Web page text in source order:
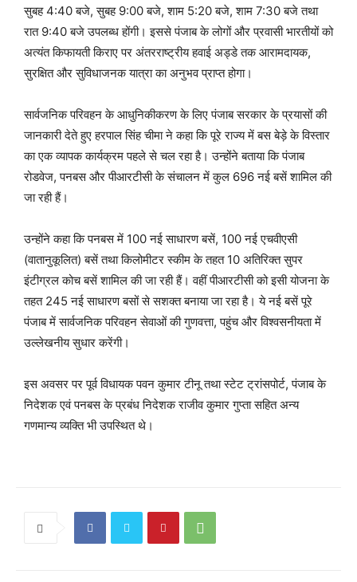
सुबह 4:40 बजे, सुबह 9:00 बजे, शाम 5:20 बजे, शाम 7:30 बजे तथा
रात 9:40 बजे उपलब्ध होंगी। इससे पंजाब के लोगों और प्रवासी भारतीयों को
अत्यंत किफायती किराए पर अंतरराष्ट्रीय हवाई अड्डे तक आरामदायक,
सुरक्षित और सुविधाजनक यात्रा का अनुभव प्राप्त होगा।
सार्वजनिक परिवहन के आधुनिकीकरण के लिए पंजाब सरकार के प्रयासों की
जानकारी देते हुए हरपाल सिंह चीमा ने कहा कि पूरे राज्य में बस बेड़े के विस्तार
का एक व्यापक कार्यक्रम पहले से चल रहा है। उन्होंने बताया कि पंजाब
रोडवेज, पनबस और पीआरटीसी के संचालन में कुल 696 नई बसें शामिल की
जा रही हैं।
उन्होंने कहा कि पनबस में 100 नई साधारण बसें, 100 नई एचवीएसी
(वातानुकूलित) बसें तथा किलोमीटर स्कीम के तहत 10 अतिरिक्त सुपर
इंटीग्रल कोच बसें शामिल की जा रही हैं। वहीं पीआरटीसी को इसी योजना के
तहत 245 नई साधारण बसों से सशक्त बनाया जा रहा है। ये नई बसें पूरे
पंजाब में सार्वजनिक परिवहन सेवाओं की गुणवत्ता, पहुंच और विश्वसनीयता में
उल्लेखनीय सुधार करेंगी।
इस अवसर पर पूर्व विधायक पवन कुमार टीनू तथा स्टेट ट्रांसपोर्ट, पंजाब के
निदेशक एवं पनबस के प्रबंध निदेशक राजीव कुमार गुप्ता सहित अन्य
गणमान्य व्यक्ति भी उपस्थित थे।